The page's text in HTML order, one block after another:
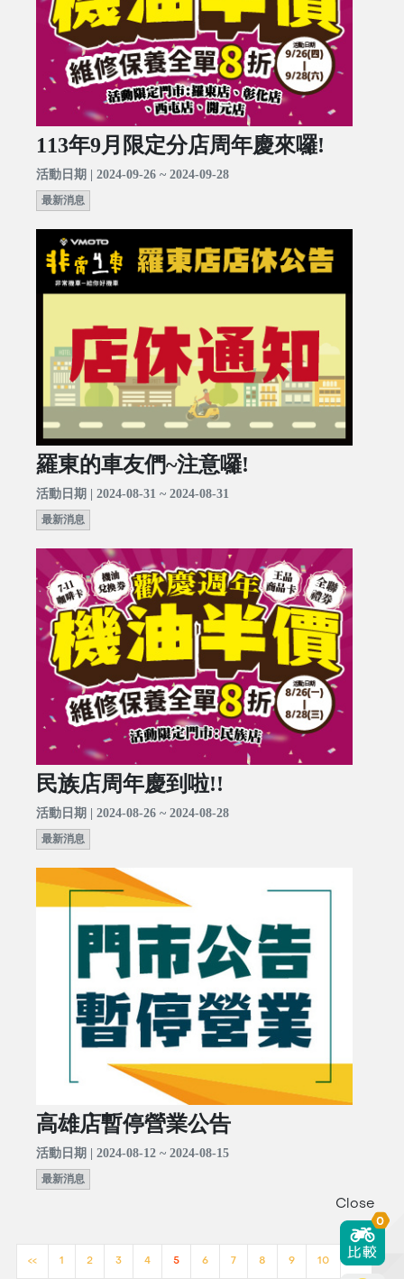
113年9月限定分店周年慶來囉!
活動日期 | 2024-09-26 ~ 2024-09-28
最新消息
羅東的車友們~注意囉!
活動日期 | 2024-08-31 ~ 2024-08-31
最新消息
民族店周年慶到啦!!
活動日期 | 2024-08-26 ~ 2024-08-28
最新消息
高雄店暫停營業公告
活動日期 | 2024-08-12 ~ 2024-08-15
最新消息
<< 1 2 3 4 5 6 7 8 9 10 >>
Close
0